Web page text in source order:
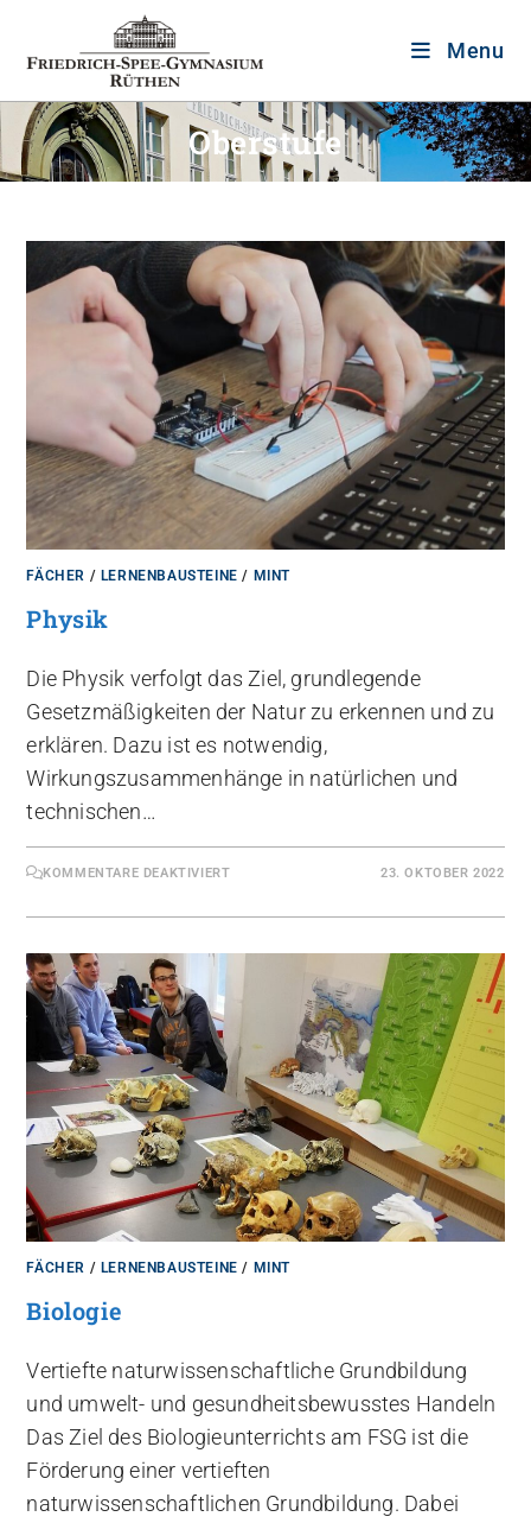
Menu
Oberstufe
FÄCHER / LERNENBAUSTEINE / MINT
Physik
Die Physik verfolgt das Ziel, grundlegende
Gesetzmäßigkeiten der Natur zu erkennen und zu
erklären. Dazu ist es notwendig,
Wirkungszusammenhänge in natürlichen und
technischen…
KOMMENTARE DEAKTIVIERT 23. OKTOBER 2022
FÄCHER / LERNENBAUSTEINE / MINT
Biologie
Vertiefte naturwissenschaftliche Grundbildung
und umwelt- und gesundheitsbewusstes Handeln
Das Ziel des Biologieunterrichts am FSG ist die
Förderung einer vertieften
naturwissenschaftlichen Grundbildung. Dabei